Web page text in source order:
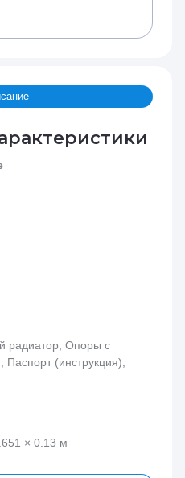
радиатор, Опоры с
Паспорт (инструкция),
× 0.13 м